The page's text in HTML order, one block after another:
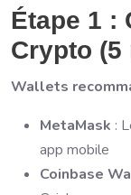
Étape 1 :
Crypto (5
Wallets
MetaMask :
app mobile
Coinbase